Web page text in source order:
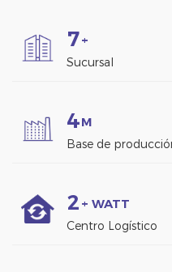
7+
Sucursal
4M
Base de
2 + WATT
Centro Logístico